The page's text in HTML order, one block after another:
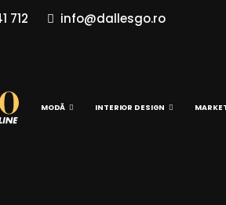
712 info@dallesgo.ro
MODĂ INTERIOR DESIGN